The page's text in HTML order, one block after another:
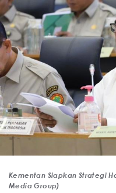
Kementan Siapkan Strategi
Media Group)